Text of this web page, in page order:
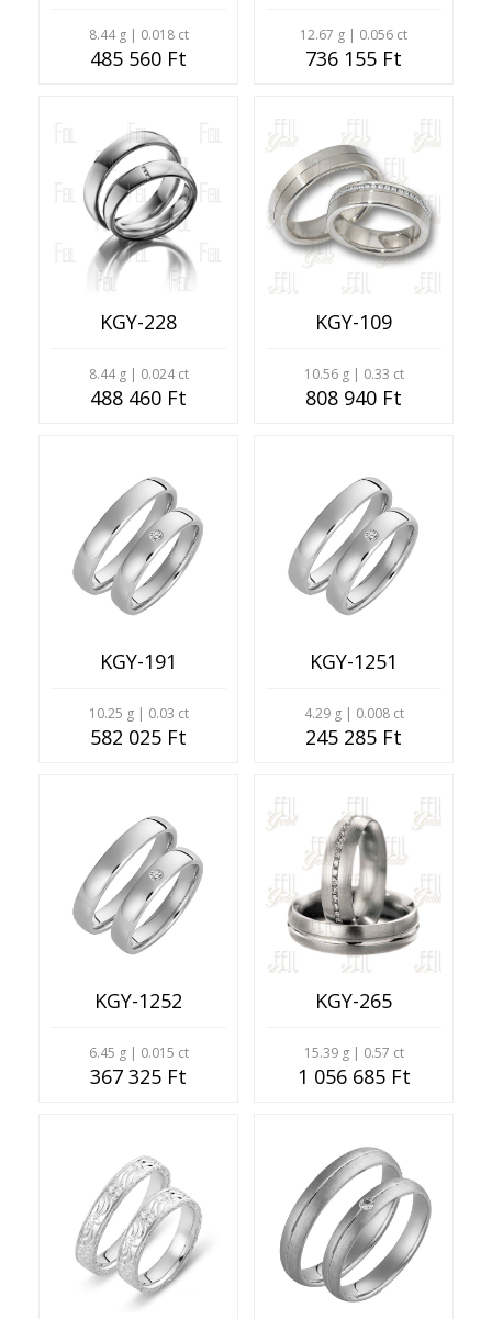
8.44 g | 0.018 ct
485 560 Ft
12.67 g | 0.056 ct
736 155 Ft
KGY-228
8.44 g | 0.024 ct
488 460 Ft
KGY-109
10.56 g | 0.33 ct
808 940 Ft
KGY-191
10.25 g | 0.03 ct
582 025 Ft
KGY-1251
4.29 g | 0.008 ct
245 285 Ft
KGY-1252
6.45 g | 0.015 ct
367 325 Ft
KGY-265
15.39 g | 0.57 ct
1 056 685 Ft